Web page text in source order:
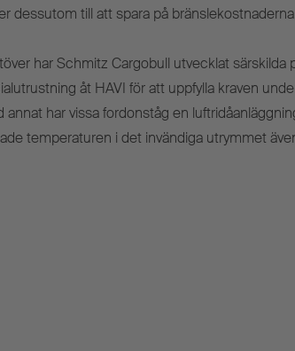
dessutom till att spara på
har Schmitz Cargobull utvecklat särskilda
åt HAVI för att uppfylla kraven
annat har vissa fordonståg en
temperaturen i det invändiga utrymmet